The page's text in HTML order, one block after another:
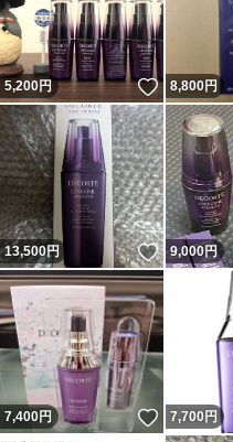
5,200円 いいね！
8,800円
13,500円 いいね！
9,000円
7,400円 いいね！
7,700 円